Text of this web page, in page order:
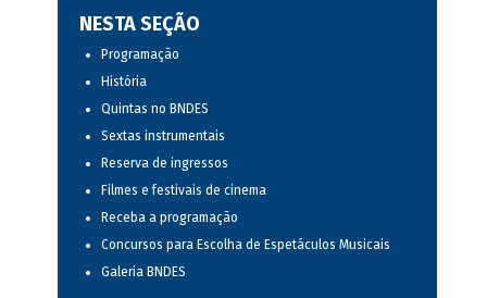
NESTA SEÇÃO
Programação
História
Quintas no BNDES
Sextas instrumentais
Reserva de ingressos
Filmes e festivais de cinema
Receba a programação
Concursos para Escolha de Espetáculos Musicais
Galeria BNDES